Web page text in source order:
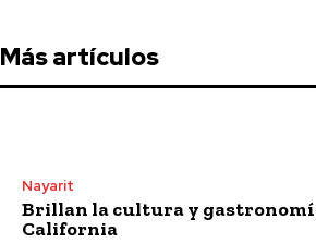
Más artículos
Nayarit
Brillan la cultura y
California